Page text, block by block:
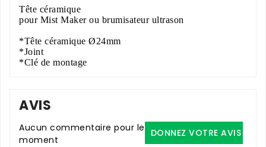
Tête céramique
pour Mist Maker ou brumisateur ultrason
*Tête céramique Ø24mm
*Joint
*Clé de montage
AVIS
DONNEZ VOTRE AVIS
Aucun commentaire pour le
moment